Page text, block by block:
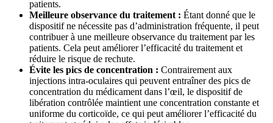
patients.
Meilleure observance du traitement : Étant donné que le
dispositif ne nécessite pas d’administration fréquente, il peut
contribuer à une meilleure observance du traitement par les
patients. Cela peut améliorer l’efficacité du traitement et
réduire le risque de rechute.
Évite les pics de concentration : Contrairement aux
injections intra-oculaires qui peuvent entraîner des pics de
concentration du médicament dans l’œil, le dispositif de
libération contrôlée maintient une concentration constante et
uniforme du corticoïde, ce qui peut améliorer l’efficacité du